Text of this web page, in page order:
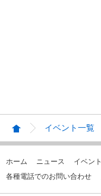
イベント一覧
ホーム ニュース イベント
各種電話でのお問い合わせ